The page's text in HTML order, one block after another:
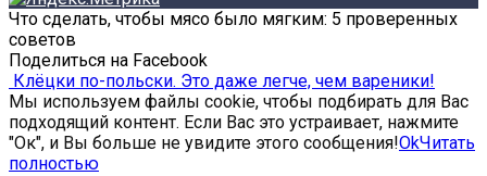
Что сделать, чтобы мясо было мягким: 5 проверенных
советов
Поделиться на Facebook
Клёцки по-польски. Это даже легче, чем вареники!
Мы используем файлы cookie, чтобы подбирать для Вас
подходящий контент. Если Вас это устраивает, нажмите
"Ок", и Вы больше не увидите этого сообщения!OkЧитать
полностью